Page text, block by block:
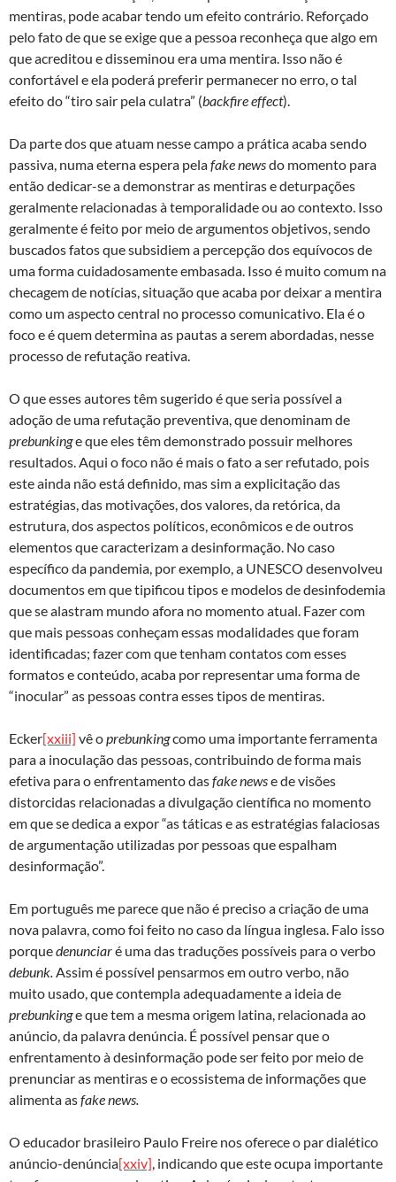
mentiras, pode acabar tendo um efeito contrário. Reforçado
pelo fato de que se exige que a pessoa reconheça que algo em
que acreditou e disseminou era uma mentira. Isso não é
confortável e ela poderá preferir permanecer no erro, o tal
efeito do “tiro sair pela culatra” (backfire effect).
Da parte dos que atuam nesse campo a prática acaba sendo
passiva, numa eterna espera pelafake newsdo momento para
então dedicar-se a demonstrar as mentiras e deturpações
geralmente relacionadas à temporalidade ou ao contexto. Isso
geralmente é feito por meio de argumentos objetivos, sendo
buscados fatos que subsidiem a percepção dos equívocos de
uma forma cuidadosamente embasada. Isso é muito comum na
checagem de notícias, situação que acaba por deixar a mentira
como um aspecto central no processo comunicativo. Ela é o
foco e é quem determina as pautas a serem abordadas, nesse
processo de refutação reativa.
O que esses autores têm sugerido é que seria possível a
adoção de uma refutação preventiva, que denominam de
prebunkinge que eles têm demonstrado possuir melhores
resultados. Aqui o foco não é mais o fato a ser refutado, pois
este ainda não está definido, mas sim a explicitação das
estratégias, das motivações, dos valores, da retórica, da
estrutura, dos aspectos políticos, econômicos e de outros
elementos que caracterizam a desinformação. No caso
específico da pandemia, por exemplo, a UNESCO desenvolveu
documentos em que tipificou tipos e modelos de desinfodemia
que se alastram mundo afora no momento atual. Fazer com
que mais pessoas conheçam essas modalidades que foram
identificadas; fazer com que tenham contatos com esses
formatos e conteúdo, acaba por representar uma forma de
“inocular” as pessoas contra esses tipos de mentiras.
Ecker[xxiii] vê oprebunkingcomo uma importante ferramenta
para a inoculação das pessoas, contribuindo de forma mais
efetiva para o enfrentamento dasfake newse de visões
distorcidas relacionadas a divulgação científica no momento
em que se dedica a expor “as táticas e as estratégias falaciosas
de argumentação utilizadas por pessoas que espalham
desinformação”.
Em português me parece que não é preciso a criação de uma
nova palavra, como foi feito no caso da língua inglesa. Falo isso
porquedenunciaré uma das traduções possíveis para o verbo
debunk.Assim é possível pensarmos em outro verbo, não
muito usado, que contempla adequadamente a ideia de
prebunkinge que tem a mesma origem latina, relacionada ao
anúncio, da palavra denúncia. É possível pensar que o
enfrentamento à desinformação pode ser feito por meio de
prenunciar as mentiras e o ecossistema de informações que
alimenta asfake news.
O educador brasileiro Paulo Freire nos oferece o par dialético
anúncio-denúncia[xxiv], indicando que este ocupa importante